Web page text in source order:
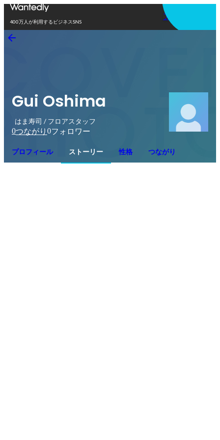
400万人が利用するビジネスSNS
アプリを使う
Gui Oshima
はま寿司 / フロアスタッフ
0つながり 0フォロワー
プロフィール ストーリー 性格 つながり